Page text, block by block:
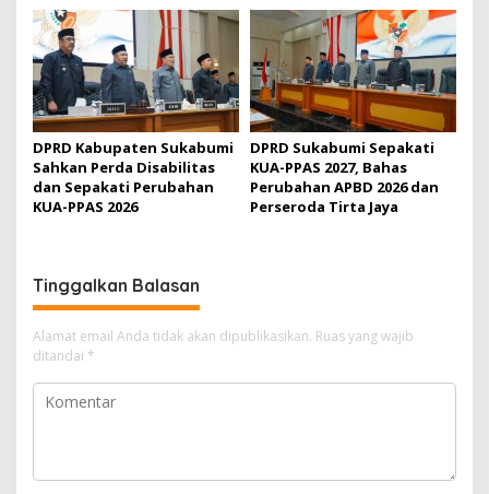
DPRD Kabupaten Sukabumi
Sahkan Perda Disabilitas
dan Sepakati Perubahan
KUA-PPAS 2026
DPRD Sukabumi Sepakati
KUA-PPAS 2027, Bahas
Perubahan APBD 2026 dan
Perseroda Tirta Jaya
Tinggalkan Balasan
Alamat email Anda tidak akan dipublikasikan. Ruas yang wajib
ditandai *